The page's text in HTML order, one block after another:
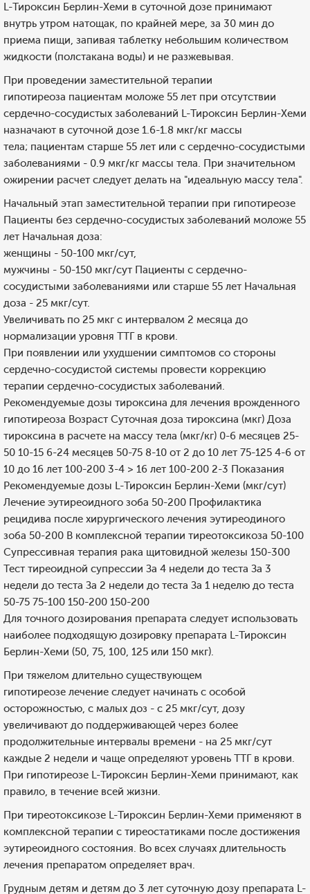
L-Тироксин Берлин-Хеми в суточной дозе принимают
внутрь утром натощак, по крайней мере, за 30 мин до
приема пищи, запивая таблетку небольшим количеством
жидкости (полстакана воды) и не разжевывая.
При проведении заместительной терапии
гипотиреоза пациентам моложе 55 лет при отсутствии
сердечно-сосудистых заболеваний L-Тироксин Берлин-Хеми
назначают в суточной дозе 1.6-1.8 мкг/кг массы
тела; пациентам старше 55 лет или с сердечно-сосудистыми
заболеваниями - 0.9 мкг/кг массы тела. При значительном
ожирении расчет следует делать на "идеальную массу тела".
Начальный этап заместительной терапии при гипотиреозе
Пациенты без сердечно-сосудистых заболеваний моложе 55
лет Начальная доза:
женщины - 50-100 мкг/сут,
мужчины - 50-150 мкг/сут Пациенты с сердечно-
сосудистыми заболеваниями или старше 55 лет Начальная
доза - 25 мкг/сут.
Увеличивать по 25 мкг с интервалом 2 месяца до
нормализации уровня ТТГ в крови.
При появлении или ухудшении симптомов со стороны
сердечно-сосудистой системы провести коррекцию
терапии сердечно-сосудистых заболеваний.
Рекомендуемые дозы тироксина для лечения врожденного
гипотиреоза Возраст Суточная доза тироксина (мкг) Доза
тироксина в расчете на массу тела (мкг/кг) 0-6 месяцев 25-
50 10-15 6-24 месяцев 50-75 8-10 от 2 до 10 лет 75-125 4-6 от
10 до 16 лет 100-200 3-4 > 16 лет 100-200 2-3 Показания
Рекомендуемые дозы L-Тироксин Берлин-Хеми (мкг/сут)
Лечение эутиреоидного зоба 50-200 Профилактика
рецидива после хирургического лечения эутиреодиного
зоба 50-200 В комплексной терапии тиреотоксикоза 50-100
Супрессивная терапия рака щитовидной железы 150-300
Тест тиреоидной супрессии За 4 недели до теста За 3
недели до теста За 2 недели до теста За 1 неделю до теста
50-75 75-100 150-200 150-200
Для точного дозирования препарата следует использовать
наиболее подходящую дозировку препарата L-Тироксин
Берлин-Хеми (50, 75, 100, 125 или 150 мкг).
При тяжелом длительно существующем
гипотиреозе лечение следует начинать с особой
осторожностью, с малых доз - с 25 мкг/сут, дозу
увеличивают до поддерживающей через более
продолжительные интервалы времени - на 25 мкг/сут
каждые 2 недели и чаще определяют уровень ТТГ в крови.
При гипотиреозе L-Тироксин Берлин-Хеми принимают, как
правило, в течение всей жизни.
При тиреотоксикозе L-Тироксин Берлин-Хеми применяют в
комплексной терапии с тиреостатиками после достижения
эутиреоидного состояния. Во всех случаях длительность
лечения препаратом определяет врач.
Грудным детям и детям до 3 лет суточную дозу препарата L-